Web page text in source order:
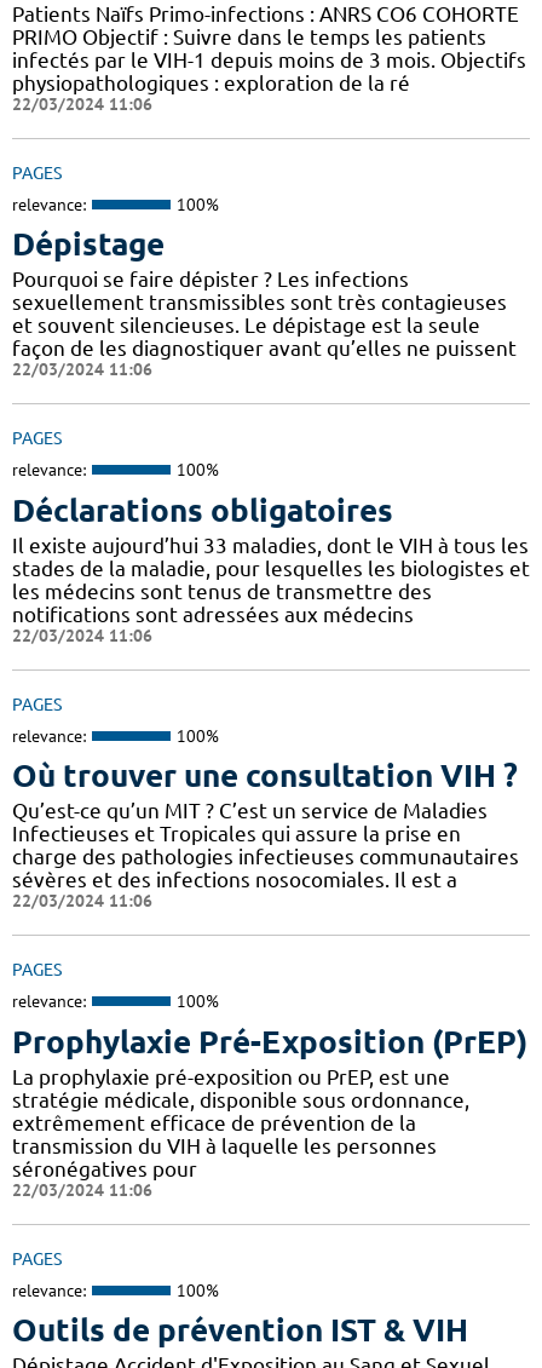
Patients Naïfs Primo-infections : ANRS CO6 COHORTE
PRIMO Objectif : Suivre dans le temps les patients
infectés par le VIH-1 depuis moins de 3 mois. Objectifs
physiopathologiques : exploration de la ré
22/03/2024 11:06
PAGES
relevance: 100%
Dépistage
Pourquoi se faire dépister ? Les infections
sexuellement transmissibles sont très contagieuses
et souvent silencieuses. Le dépistage est la seule
façon de les diagnostiquer avant qu’elles ne puissent
22/03/2024 11:06
PAGES
relevance: 100%
Déclarations obligatoires
Il existe aujourd’hui 33 maladies, dont le VIH à tous les
stades de la maladie, pour lesquelles les biologistes et
les médecins sont tenus de transmettre des
notifications sont adressées aux médecins
22/03/2024 11:06
PAGES
relevance: 100%
Où trouver une consultation VIH ?
Qu’est-ce qu’un MIT ? C’est un service de Maladies
Infectieuses et Tropicales qui assure la prise en
charge des pathologies infectieuses communautaires
sévères et des infections nosocomiales. Il est a
22/03/2024 11:06
PAGES
relevance: 100%
Prophylaxie Pré-Exposition (PrEP)
La prophylaxie pré-exposition ou PrEP, est une
stratégie médicale, disponible sous ordonnance,
extrêmement efficace de prévention de la
transmission du VIH à laquelle les personnes
séronégatives pour
22/03/2024 11:06
PAGES
relevance: 100%
Outils de prévention IST & VIH